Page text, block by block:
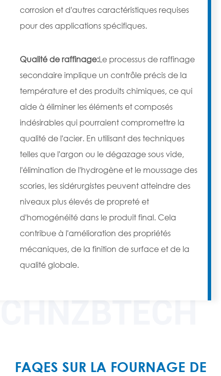
corrosion et d'autres caractéristiques requises
pour des applications spécifiques.
Qualité de raffinage:Le processus de raffinage
secondaire implique un contrôle précis de la
température et des produits chimiques, ce qui
aide à éliminer les éléments et composés
indésirables qui pourraient compromettre la
qualité de l'acier. En utilisant des techniques
telles que l'argon ou le dégazage sous vide,
l'élimination de l'hydrogène et le moussage des
scories, les sidérurgistes peuvent atteindre des
niveaux plus élevés de propreté et
d'homogénéité dans le produit final. Cela
contribue à l'amélioration des propriétés
mécaniques, de la finition de surface et de la
qualité globale.
FAQES SUR LA FOURNAGE DE